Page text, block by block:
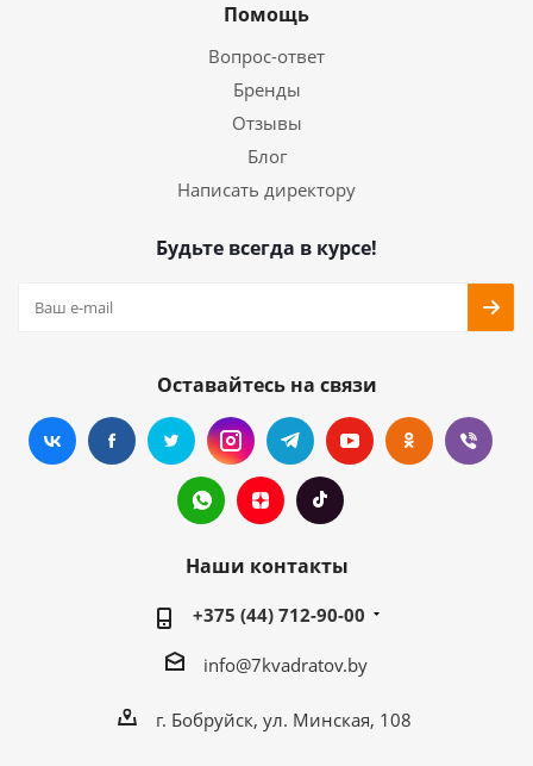
Помощь
Вопрос-ответ
Бренды
Отзывы
Блог
Написать директору
Будьте всегда в курсе!
Оставайтесь на связи
Наши контакты
+375 (44) 712-90-00
info@7kvadratov.by
г. Бобруйск, ул. Минская, 108